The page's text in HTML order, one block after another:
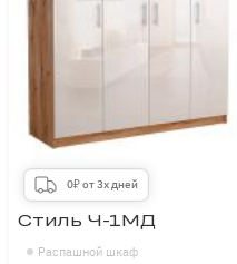
0₽ от 3х дней
Распашной шкаф
Стиль Ч-1МД